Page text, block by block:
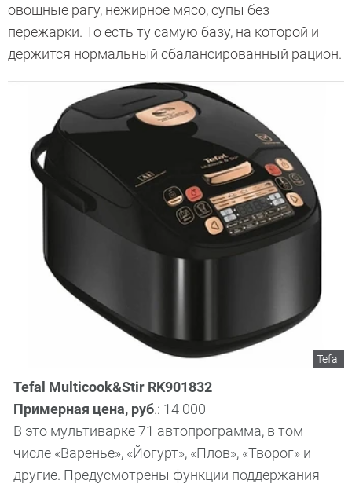
овощные рагу, нежирное мясо, супы без
пережарки. То есть ту самую базу, на которой и
держится нормальный сбалансированный рацион.
Tefal
Tefal Multicook&Stir RK901832
Примерная цена, руб.: 14 000
В это мультиварке 71 автопрограмма, в том
числе «Варенье», «Йогурт», «Плов», «Творог» и
другие. Предусмотрены функции поддержания